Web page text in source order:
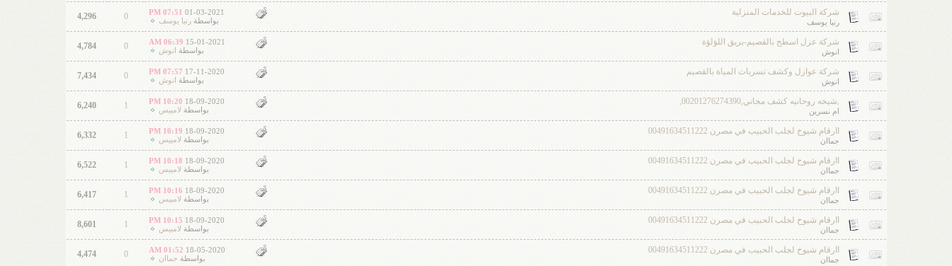
شركة البيوت للخدمات المنزلية
رنيا يوسف
01-03-2021
07:51 PM
بواسطةرنيا يوسف 0
4,296
شركة عزل اسطح بالقصيم-بريق اللؤلؤة
انوش
15-01-2021
06:39 AM
بواسطة
انوش 0
4,784
شركة عوازل وكشف تسربات المياة بالقصيم
انوش
17-11-2020
07:57 PM
بواسطة
انوش 0
7,434
,شيخه روحانيه كشف مجاني,00201276274390,
ام نسرين
18-09-2020
10:20 PM
بواسطة لامييس 1
6,240
اارقام شيوخ لجلب الحبيب في مصرن 00491634511222
جماان
18-09-2020
10:19 PM
بواسطة لامييس 1
6,332
اارقام شيوخ لجلب الحبيب في مصرن 00491634511222
جماان
18-09-2020
10:18 PM
بواسطة لامييس 1
6,522
اارقام شيوخ لجلب الحبيب في مصرن 00491634511222
جماان
18-09-2020
10:16 PM
بواسطة لامييس 1
6,417
اارقام شيوخ لجلب الحبيب في مصرن 00491634511222
جماان
18-09-2020
10:15 PM
بواسطة لامييس 1
8,601
اارقام شيوخ لجلب الحبيب في مصرن 00491634511222
جماان
18-05-2020
01:52 AM
بواسطة جماان 0
4,474